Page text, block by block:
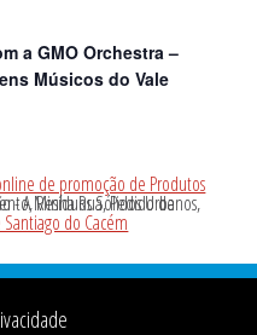
a GMO Orchestra –
Músicos do Vale